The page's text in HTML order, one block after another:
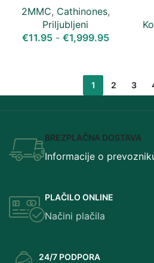
2MMC, Cathinones,
Priljubljeni
€11.95 - €1,999.95
1 2 3
BREZPLAČNA DOSTAVA
Informacije o
PLAČILO ONLINE
Načini plačila
24/7 PODPORA